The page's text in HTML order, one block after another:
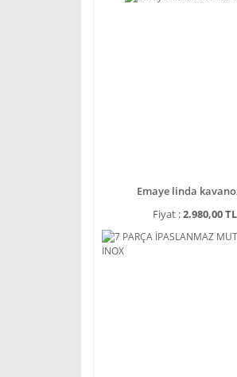
Emaye linda
Fiyat :2.980,00 TL